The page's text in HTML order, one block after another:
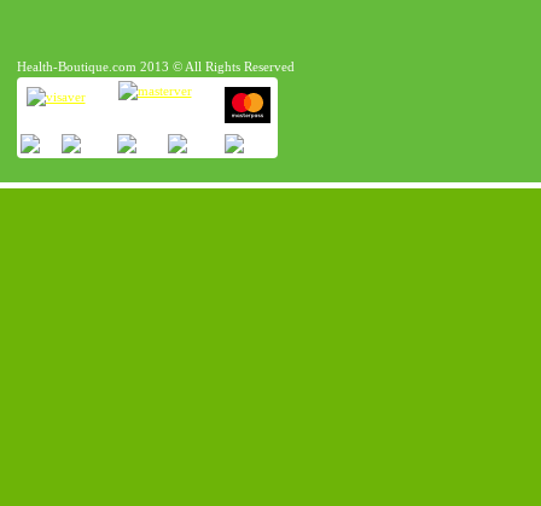
Health-Boutique.com 2013 © All Rights Reserved